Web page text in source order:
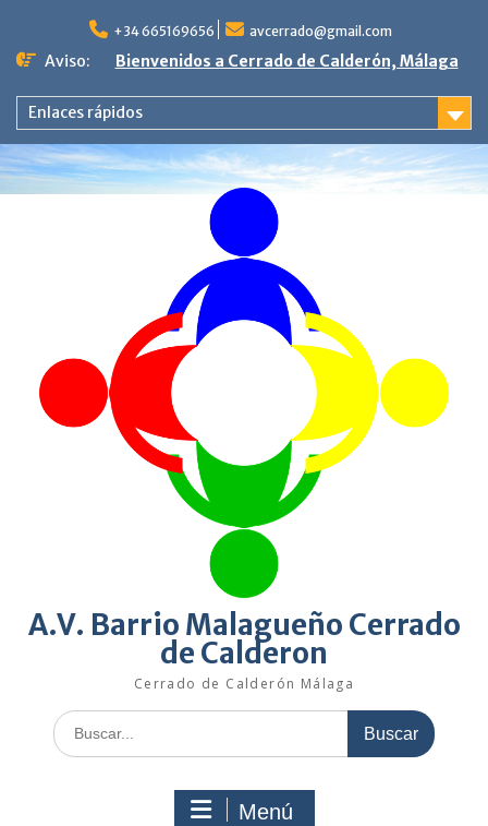
contenido
+34 665169656 avcerrado@gmail.com
Aviso: Bienvenidos a Cerrado de Calderón, Málaga
Enlaces rápidos
A.V. Barrio Malagueño Cerrado
de Calderon
Cerrado de Calderón Málaga
Buscar:
Menú